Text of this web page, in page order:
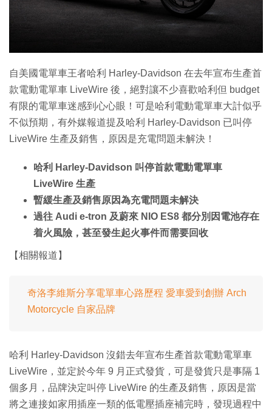
自美國電單車王者哈利 Harley-Davidson 在去年宣布生產首
款電動電單車 LiveWire 後，絕對讓不少喜歡哈利但 budget
有限的電單車迷感到心心眼！可是哈利電動電單車大計似乎
不似預期，有外媒報道提及哈利 Harley-Davidson 已叫停
LiveWire 生產及銷售，原因是充電問題未解決！
哈利 Harley-Davidson 叫停首款電動電單車
LiveWire 生產
暫緩生產及銷售原因為充電問題未解決
過往 Audi e-tron 及蔚來 NIO ES8 都分別因電池存在
着火風險，甚至發生起火事件而需要回收
【相關報道】
奇洛李維斯分享電單車心路歷程 愛車愛到創辦 Arch
Motorcycle 自家品牌
哈利 Harley-Davidson 沒錯去年宣布生產首款電動電單車
LiveWire，並定於今年 9 月正式發貨，可是發貨只是事隔 1
個多月，品牌決定叫停 LiveWire 的生產及銷售，原因是當
將之連接如家用插座一類的低電壓插座補完時，發現過程中